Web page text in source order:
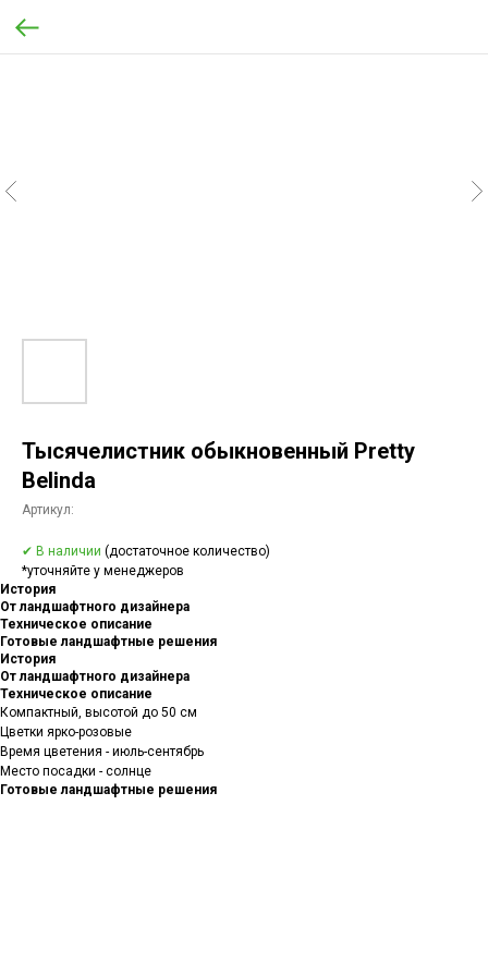
Тысячелистник обыкновенный Pretty
Belinda
Артикул:
✔ В наличии (достаточное количество)
*уточняйте у менеджеров
История
От ландшафтного дизайнера
Техническое описание
Готовые ландшафтные решения
История
От ландшафтного дизайнера
Техническое описание
Компактный, высотой до 50 см
Цветки ярко-розовые
Время цветения - июль-сентябрь
Место посадки - солнце
Готовые ландшафтные решения